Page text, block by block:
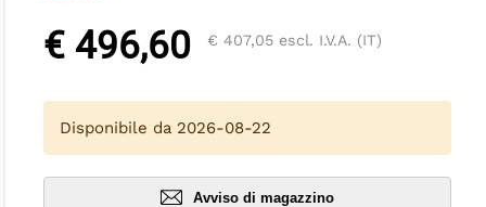
€ 496,60 € 407,05 escl. I.V.A. (IT)
Disponibile da 2026-08-22
Avviso di magazzino